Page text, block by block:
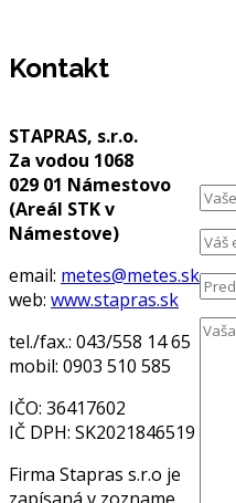
Kontakt
STAPRAS, s.r.o.
Za vodou 1068
029 01 Námestovo
(Areál STK v
Námestove)
email: metes@metes.sk
web: www.stapras.sk
tel./fax.: 043/558 14 65
mobil: 0903 510 585
IČO: 36417602
IČ DPH: SK2021846519
Firma Stapras s.r.o je